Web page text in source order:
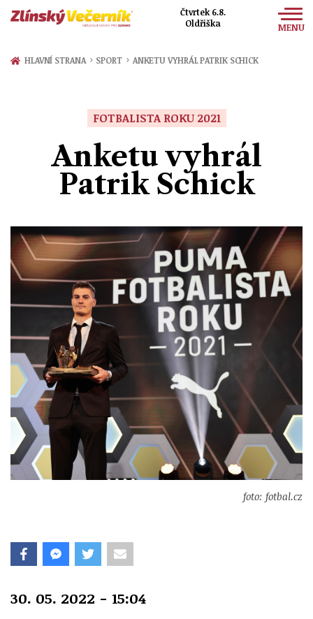
Čtvrtek 6.8.
Oldřiška
MENU
Zprávy
Společnost
HLAVNÍ STRANA › SPORT › ANKETU VYHRÁL PATRIK SCHICK
FOTBALISTA ROKU 2021
Anketu vyhrál
Patrik Schick
foto: fotbal.cz
30. 05. 2022 - 15:04